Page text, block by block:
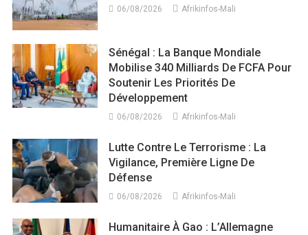
06/08/2026 Afrikinfos-Mali
Sénégal : La Banque Mondiale
Mobilise 340 Milliards De FCFA Pour
Soutenir Les Priorités De
Développement
06/08/2026 Afrikinfos-Mali
Lutte Contre Le Terrorisme : La
Vigilance, Première Ligne De
Défense
06/08/2026 Afrikinfos-Mali
Humanitaire À Gao : L’Allemagne